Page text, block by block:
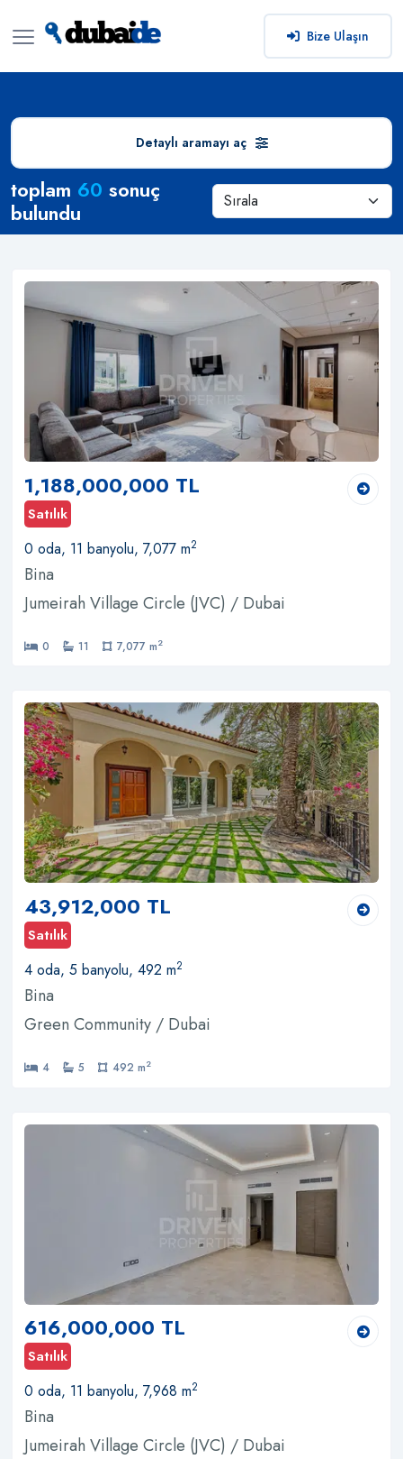
Bize Ulaşın
Arama SonuçlarıDetaylı aramayı aç
toplam 60 sonuç
bulundu
1,188,000,000 TL
Satılık
0 oda, 11 banyolu, 7,077 m2
Bina
Jumeirah Village Circle (JVC) / Dubai
0 11 7,077 m2
43,912,000 TL
Satılık
4 oda, 5 banyolu, 492 m2
Bina
Green Community / Dubai
4 5 492 m2
616,000,000 TL
Satılık
0 oda, 11 banyolu, 7,968 m2
Bina
Jumeirah Village Circle (JVC) / Dubai